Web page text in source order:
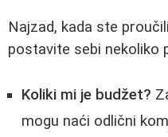
Najzad, kada ste
postavite sebi nekoliko
Koliki mi je budžet?
mogu naći odlični